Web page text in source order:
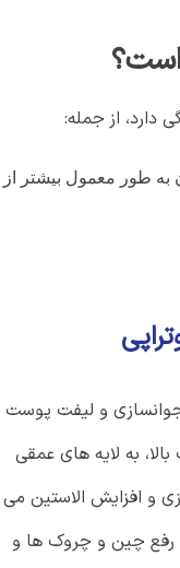
از جمله:
طور معمول بیشتر از
و لیفت پوست
به لایه های عمقی
الاستین می
چین و چروک ها و